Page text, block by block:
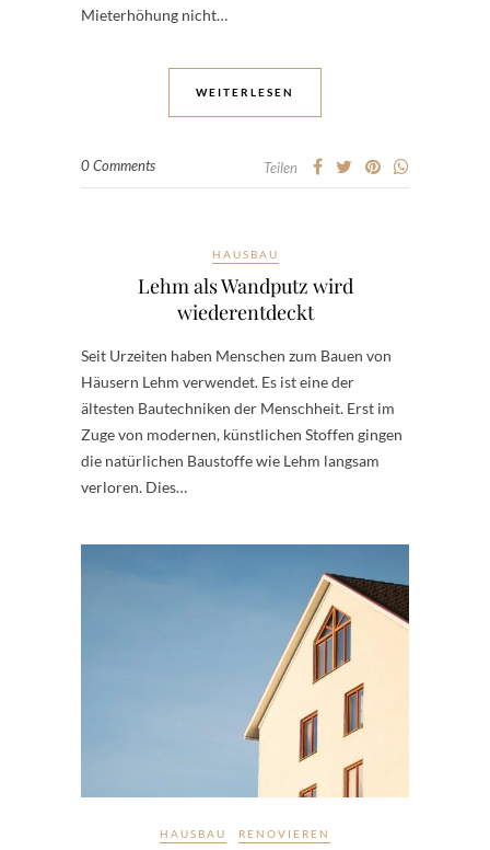
Mieterhöhung nicht…
WEITERLESEN
0 Comments Teilen
HAUSBAU
Lehm als Wandputz wird
wiederentdeckt
Seit Urzeiten haben Menschen zum Bauen von
Häusern Lehm verwendet. Es ist eine der
ältesten Bautechniken der Menschheit. Erst im
Zuge von modernen, künstlichen Stoffen gingen
die natürlichen Baustoffe wie Lehm langsam
verloren. Dies…
HAUSBAU RENOVIEREN